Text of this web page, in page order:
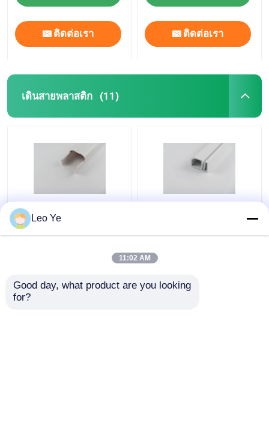
ติดต่อเรา ติดต่อเรา
เดินสายพลาสติก (11)
สายเคเบิลพลาสติก PVC
Trunking Matt Surface
ISO9001 / RoHS
Leo Ye
11:02 AM
Good day, what product are you looking
for?